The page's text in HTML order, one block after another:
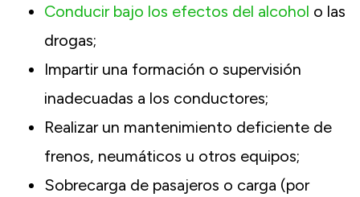
Conducir bajo los efectos del alcohol o las
drogas;
Impartir una formación o supervisión
inadecuadas a los conductores;
Realizar un mantenimiento deficiente de
frenos, neumáticos u otros equipos;
Sobrecarga de pasajeros o carga (por